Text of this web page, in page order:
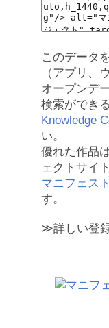
このデータ
（アプリ、
オープンデ
検索ができる
Knowledge
い。
優れた作品
ェクトサイ
マニフェス
す。
≫詳しい登